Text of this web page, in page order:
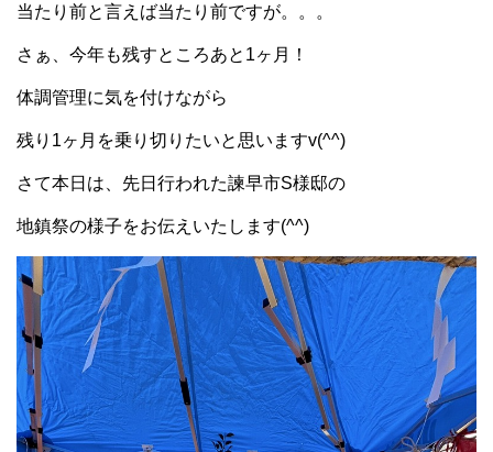
当たり前と言えば当たり前ですが。。。
さぁ、今年も残すところあと1ヶ月！
体調管理に気を付けながら
残り1ヶ月を乗り切りたいと思いますv(^^)
さて本日は、先日行われた諫早市S様邸の
地鎮祭の様子をお伝えいたします(^^)